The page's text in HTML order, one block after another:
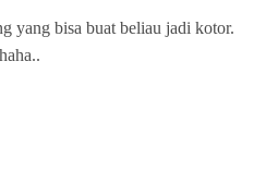
yang bisa buat beliau jadi kotor.